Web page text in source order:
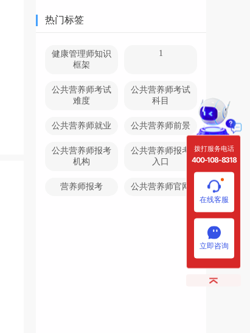
热门标签
健康管理师知识
框架
1
公共营养师考试
难度
公共营养师考试
科目
公共营养师就业 公共营养师前景
公共营养师报考
机构
公共营养师报考
入口
营养师报考 公共营养师官网
拨打服务电话
400-108-8318
在线客服
立即咨询